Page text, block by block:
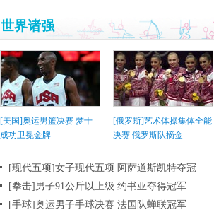
世界诸强
[美国]奥运男篮决赛 梦十
成功卫冕金牌
[俄罗斯]艺术体操集体全能
决赛 俄罗斯队摘金
[现代五项]女子现代五项 阿萨道斯凯特夺冠
[拳击]男子91公斤以上级 约书亚夺得冠军
[手球]奥运男子手球决赛 法国队蝉联冠军